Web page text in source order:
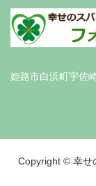
姫路市白浜町宇佐
Copyright © 幸せ